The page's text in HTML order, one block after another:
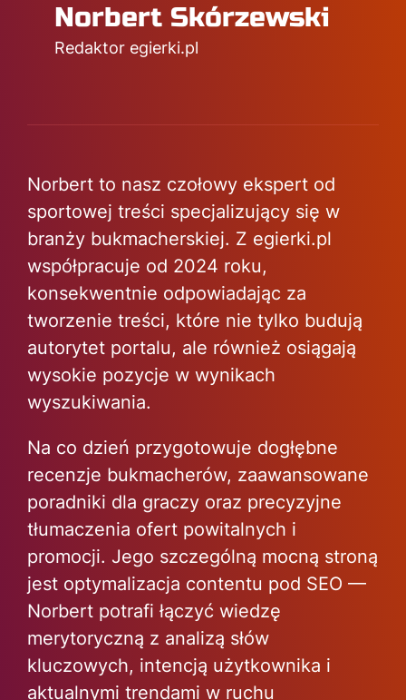
Norbert Skórzewski
Redaktor egierki.pl
Norbert to nasz czołowy ekspert od
sportowej treści specjalizujący się w
branży bukmacherskiej. Z egierki.pl
współpracuje od 2024 roku,
konsekwentnie odpowiadając za
tworzenie treści, które nie tylko budują
autorytet portalu, ale również osiągają
wysokie pozycje w wynikach
wyszukiwania.
Na co dzień przygotowuje dogłębne
recenzje bukmacherów, zaawansowane
poradniki dla graczy oraz precyzyjne
tłumaczenia ofert powitalnych i
promocji. Jego szczególną mocną stroną
jest optymalizacja contentu pod SEO —
Norbert potrafi łączyć wiedzę
merytoryczną z analizą słów
kluczowych, intencją użytkownika i
aktualnymi trendami w ruchu